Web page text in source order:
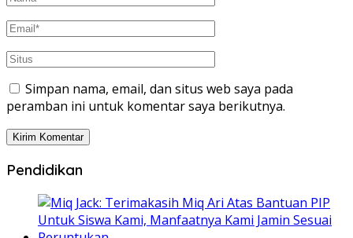
Simpan nama, email, dan situs web saya pada
peramban ini untuk komentar saya berikutnya.
Pendidikan